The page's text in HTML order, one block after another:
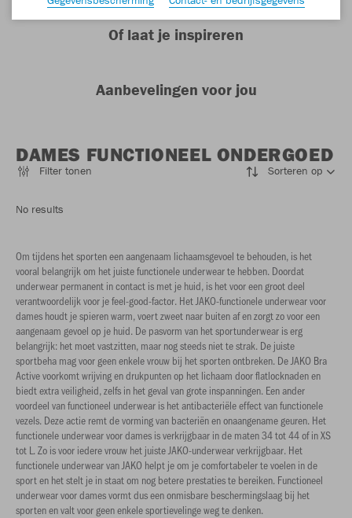
Of laat je inspireren
Aanbevelingen voor jou
DAMES FUNCTIONEEL ONDERGOED
Filter tonen Sorteren op
No results
Om tijdens het sporten een aangenaam lichaamsgevoel te behouden, is het
vooral belangrijk om het juiste functionele underwear te hebben. Doordat
underwear permanent in contact is met je huid, is het voor een groot deel
verantwoordelijk voor je feel-good-factor. Het JAKO-functionele underwear voor
dames houdt je spieren warm, voert zweet naar buiten af en zorgt zo voor een
aangenaam gevoel op je huid. De pasvorm van het sportunderwear is erg
belangrijk: het moet vastzitten, maar nog steeds niet te strak. De juiste
sportbeha mag voor geen enkele vrouw bij het sporten ontbreken. De JAKO Bra
Active voorkomt wrijving en drukpunten op het lichaam door flatlocknaden en
biedt extra veiligheid, zelfs in het geval van grote inspanningen. Een ander
voordeel van functioneel underwear is het antibacteriële effect van functionele
vezels. Deze actie remt de vorming van bacteriën en onaangename geuren. Het
functionele underwear voor dames is verkrijgbaar in de maten 34 tot 44 of in XS
tot L. Zo is voor iedere vrouw het juiste JAKO-underwear verkrijgbaar. Het
functionele underwear van JAKO helpt je om je comfortabeler te voelen in de
sport en het stelt je in staat om nog betere prestaties te bereiken. Functioneel
underwear voor dames vormt dus een onmisbare beschermingslaag bij het
sporten en valt voor geen enkele sportievelinge weg te denken.